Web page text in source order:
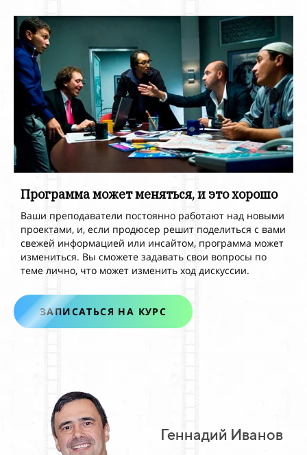
Программа может меняться, и это хорошо
Ваши преподаватели постоянно работают над новыми
проектами, и, если продюсер решит поделиться с вами
свежей информацией или инсайтом, программа может
измениться. Вы сможете задавать свои вопросы по
теме лично, что может изменить ход дискуссии.
ЗАПИСАТЬСЯ НА КУРС
Геннадий Иванов